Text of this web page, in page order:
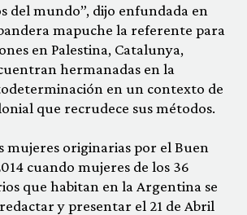
del mundo”, dijo enfundada en
mapuche la referente para
en Palestina, Catalunya,
hermanadas en la
en un contexto de
que recrudece sus métodos.
mujeres originarias por el Buen
cuando mujeres de los 36
que habitan en la Argentina se
y presentar el 21 de Abril